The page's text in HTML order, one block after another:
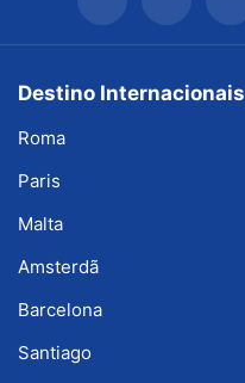
Destino Internacionais
Roma
Paris
Malta
Amsterdã
Barcelona
Santiago